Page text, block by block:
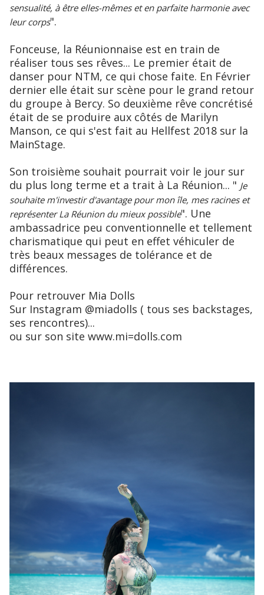
sensualité, à être elles-mêmes et en parfaite harmonie avec
leur corps".
Fonceuse, la Réunionnaise est en train de
réaliser tous ses rêves... Le premier était de
danser pour NTM, ce qui chose faite. En Février
dernier elle était sur scène pour le grand retour
du groupe à Bercy. So deuxième rêve concrétisé
était de se produire aux côtés de Marilyn
Manson, ce qui s'est fait au Hellfest 2018 sur la
MainStage.
Son troisième souhait pourrait voir le jour sur
du plus long terme et a trait à La Réunion... " Je
souhaite m'investir d'avantage pour mon île, mes racines et
représenter La Réunion du mieux possible". Une
ambassadrice peu conventionnelle et tellement
charismatique qui peut en effet véhiculer de
très beaux messages de tolérance et de
différences.
Pour retrouver Mia Dolls
Sur Instagram @miadolls ( tous ses backstages,
ses rencontres)...
ou sur son site www.mi=dolls.com